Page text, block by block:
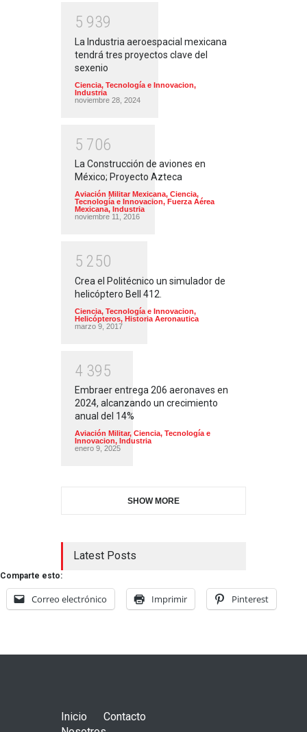
5 939
La Industria aeroespacial mexicana
tendrá tres proyectos clave del
sexenio
Ciencia, Tecnología e Innovacion,
Industria
noviembre 28, 2024
5 706
La Construcción de aviones en
México; Proyecto Azteca
Aviación Militar Mexicana, Ciencia,
Tecnología e Innovacion, Fuerza Aérea
Mexicana, Industria
noviembre 11, 2016
5 250
Crea el Politécnico un simulador de
helicóptero Bell 412.
Ciencia, Tecnología e Innovacion,
Helicópteros, Historia Aeronautica
marzo 9, 2017
4 395
Embraer entrega 206 aeronaves en
2024, alcanzando un crecimiento
anual del 14%
Aviación Militar, Ciencia, Tecnología e
Innovacion, Industria
enero 9, 2025
SHOW MORE
Latest Posts
Comparte esto:
Correo electrónico Imprimir Pinterest
Inicio
Contacto